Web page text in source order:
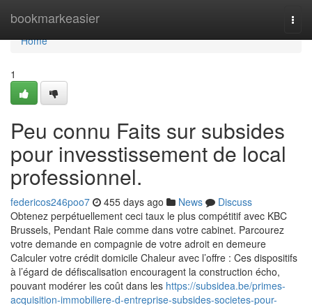
bookmarkeasier
Home
Home
1
Peu connu Faits sur subsides
pour invesstissement de local
professionnel.
federicos246poo7 455 days ago News
Discuss
Obtenez perpétuellement ceci taux le plus compétitif avec KBC
Brussels, Pendant Raie comme dans votre cabinet. Parcourez
votre demande en compagnie de votre adroit en demeure
Calculer votre crédit domicile Chaleur avec l’offre : Ces dispositifs
à l’égard de défiscalisation encouragent la construction écho,
pouvant modérer les coût dans les https://subsidea.be/primes-
acquisition-immobiliere-d-entreprise-subsides-societes-pour-